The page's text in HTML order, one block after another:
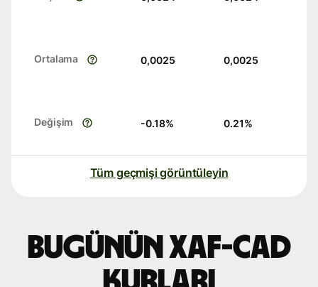
Ortalama 0,0025 0,0025
Değişim -0.18% 0.21%
Tüm geçmişi görüntüleyin
Bugünün XAF-CAD